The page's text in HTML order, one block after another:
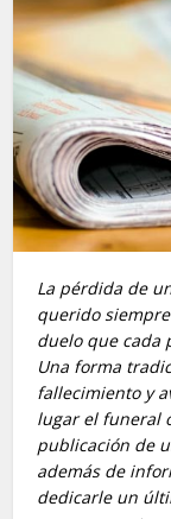
La pérdida de
querido
duelo que cada
Una forma
fallecimiento y
lugar el funeral
publicación de
además de
dedicarle un